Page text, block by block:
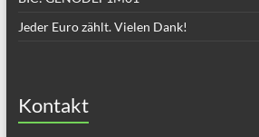
Jeder Euro zählt. Vielen Dank!
Kontakt